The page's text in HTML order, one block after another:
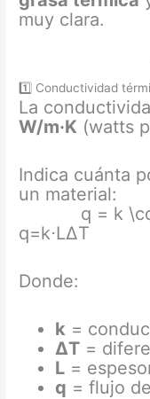
muy clara.
1️⃣ Conductividad
La
W/m·K (watts
Indica cuánta
un material:
q = k
q=k⋅LΔT​
Donde:
k =
ΔT =
L =
q = flujo